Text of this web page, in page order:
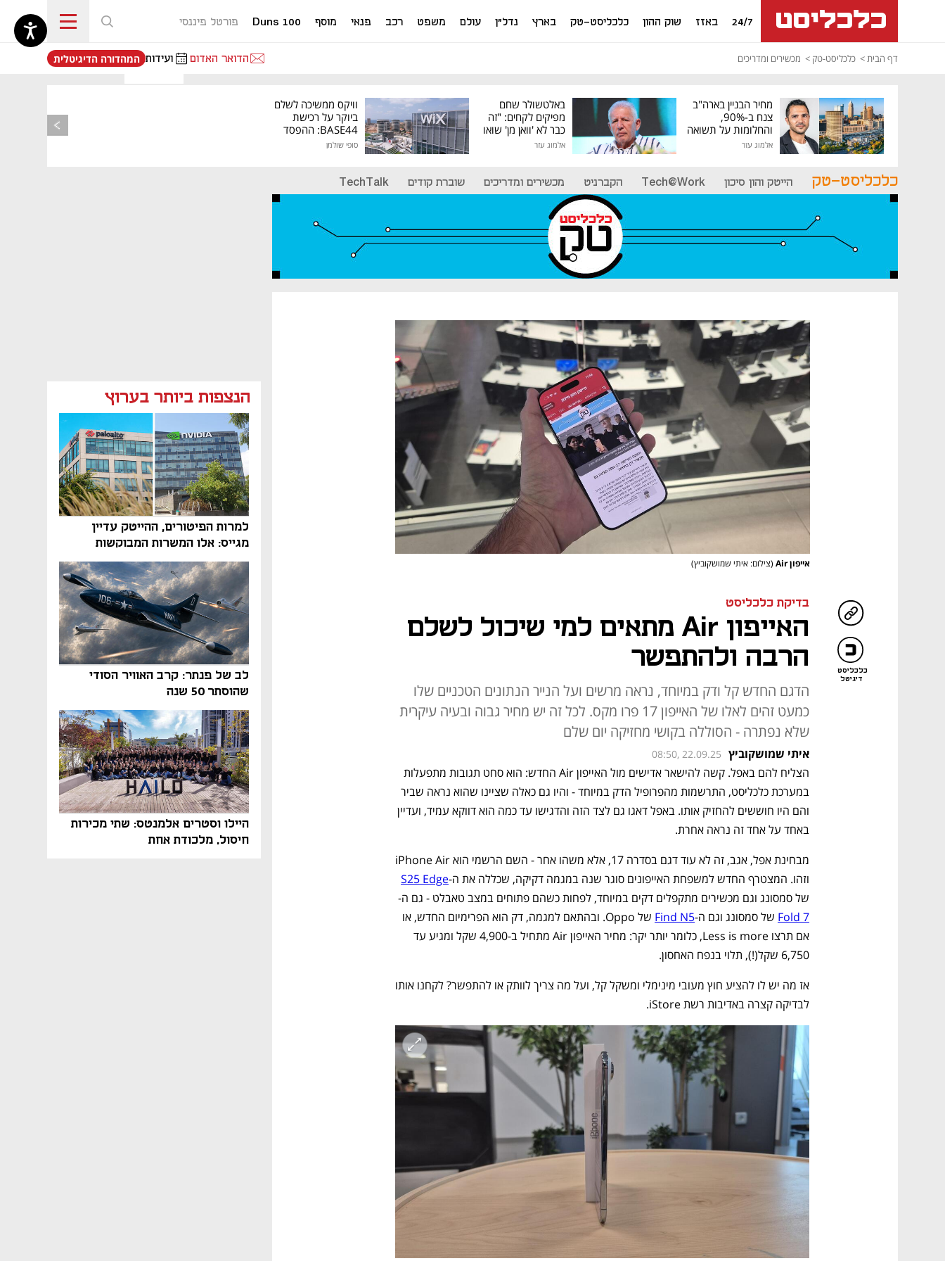
24/7 באזז שוק ההון כלכליסט-טק בארץ נדל"ן עולם משפט רכב פנאי מוסף Duns 100 פורטל פיננסי
דף הבית כלכליסט-טק מכשירים ומדריכים הדואר האדום ועידות
נפתח בכרטיסייה חדשה
המהדורה הדיגיטלית
מחיר הבניין בארה"ב
צנח ב-90%,
והחלומות על תשואה
גבוהה התנפצו
אלמוג עזר
באלטשולר שחם
מפיקים לקחים: "זה
כבר לא 'וואן מן' שואו
של גילעד"
אלמוג עזר
וויקס ממשיכה לשלם
ביוקר על רכישת
BASE44: ההפסד
סופי שולמן
כלכליסט-טק הייטק והון סיכון Tech@Work הקברניט מכשירים ומדריכים שוברת קודים TechTalk
הנצפות ביותר בערוץ
למרות הפיטורים, ההייטק עדיין
מגייס: אלו המשרות המבוקשות
והטיפים שיביאו אתכם לשם
לב של פנתר: קרב האוויר הסודי
שהוסתר 50 שנה
היילו וסטרים אלמנטס: שתי מכירות
חיסול, מלכודת אחת
אייפון Air (צילום: איתי שמושקוביץ)
כלכליסט
דיגיטל
בדיקת כלכליסט
האייפון Air מתאים למי שיכול לשלם
הרבה ולהתפשר
הדגם החדש קל ודק במיוחד, נראה מרשים ועל הנייר הנתונים הטכניים שלו
כמעט זהים לאלו של האייפון 17 פרו מקס. לכל זה יש מחיר גבוה ובעיה עיקרית
שלא נפתרה - הסוללה בקושי מחזיקה יום שלם
איתי שמושקוביץ 08:50, 22.09.25
באחד על אחד זה נראה אחרת.
וזהו. המצטרף החדש למשפחת האייפונים סוגר שנה במגמה דקיקה, שכללה את ה-S25 Edge
של סמסונג וגם מכשירים מתקפלים דקים במיוחד, לפחות כשהם פתוחים במצב טאבלט - גם ה-
Fold 7 של סמסונג וגם ה-Find N5
6,750 שקל(!), תלוי בנפח האחסון.
לבדיקה קצרה באדיבות רשת iStore.